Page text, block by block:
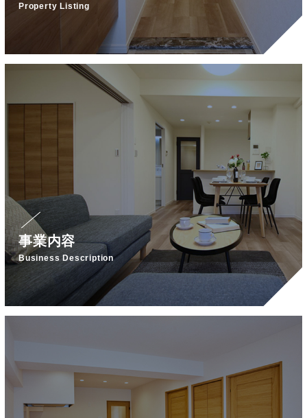
Property Listing
事業内容
Business Description